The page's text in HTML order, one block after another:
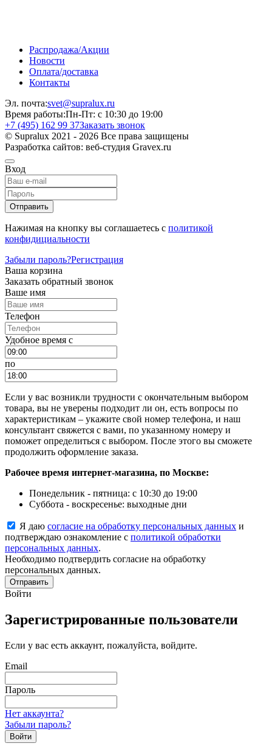
Распродажа/Акции
Новости
Оплата/доставка
Контакты
Эл. почта:svet@supralux.ru
Время работы:Пн-Пт: с 10:30 до 19:00
+7 (495) 162 99 37Заказать звонок
© Supralux 2021 - 2026 Все права защищены
Разработка сайтов: веб-студия Gravex.ru
Вход
Отправить
Нажимая на кнопку вы соглашаетесь с политикой
конфидициальности
Забыли пароль?Регистрация
Ваша корзина
Заказать обратный звонок
Ваше имя
Телефон
Удобное время c
по
Если у вас возникли трудности с окончательным выбором
товара, вы не уверены подходит ли он, есть вопросы по
характеристикам – укажите свой номер телефона, и наш
консультант свяжется с вами, по указанному номеру и
поможет определиться с выбором. После этого вы сможете
продолжить оформление заказа.
Рабочее время интернет-магазина, по Москве:
Понедельник - пятница: с 10:30 до 19:00
Суббота - воскресенье: выходные дни
Я даю согласие на обработку персональных данных и
подтверждаю ознакомление с политикой обработки
персональных данных.
Необходимо подтвердить согласие на обработку
персональных данных.
Отправить
Войти
Зарегистрированные пользователи
Если у вас есть аккаунт, пожалуйста, войдите.
Email
Пароль
Нет аккаунта?
Забыли пароль?
Войти